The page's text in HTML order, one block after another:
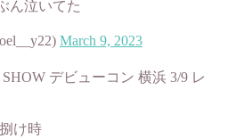
ん泣いてた
March 9, 2023
SHOW デビューコン 横浜 3/9 レ
け時